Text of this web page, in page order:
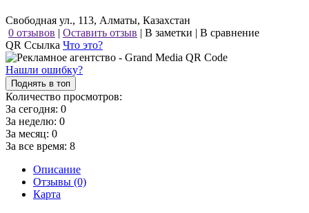
Свободная ул., 113, Алматы, Казахстан
0 отзывов | Оставить отзыв | В заметки | В сравнение
QR Ссылка Что это?
Нашли ошибку?
Поднять в топ
Количество просмотров:
За сегодня: 0
За неделю: 0
За месяц: 0
За все время: 8
Описание
Отзывы (0)
Карта